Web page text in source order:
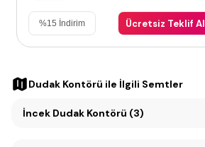
%15 İndirim Ücretsiz Teklif Al
Dudak Kontörü ile İlgili Semtler
İncek Dudak Kontörü (3)